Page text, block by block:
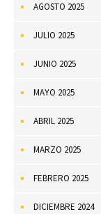
AGOSTO 2025
JULIO 2025
JUNIO 2025
MAYO 2025
ABRIL 2025
MARZO 2025
FEBRERO 2025
DICIEMBRE 2024